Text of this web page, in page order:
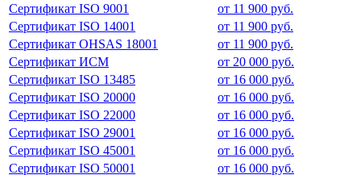
Сертификат ISO 9001
от 11 900 руб.
Сертификат ISO 14001
от 11 900 руб.
Сертификат OHSAS 18001
от 11 900 руб.
Сертификат ИСМ
от 20 000 руб.
Сертификат ISO 13485
от 16 000 руб.
Сертификат ISO 20000
от 16 000 руб.
Сертификат ISO 22000
от 16 000 руб.
Сертификат ISO 29001
от 16 000 руб.
Сертификат ISO 45001
от 16 000 руб.
Сертификат ISO 50001
от 16 000 руб.